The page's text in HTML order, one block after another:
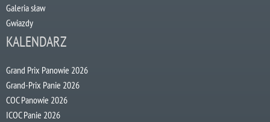
Galeria sław
Gwiazdy
KALENDARZ
Grand Prix Panowie 2026
Grand-Prix Panie 2026
COC Panowie 2026
ICOC Panie 2026